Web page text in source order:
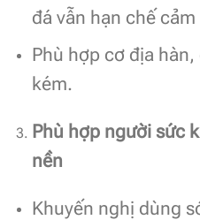
đá vẫn hạn chế
Phù hợp cơ địa
kém.
Phù hợp người sức
nền
Khuyến nghị dùng